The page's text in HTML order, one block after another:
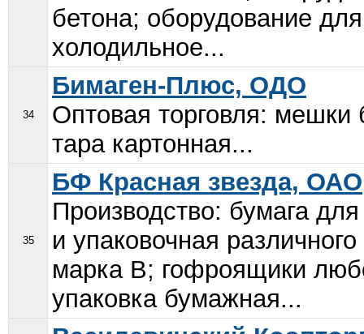
бетона; оборудование
холодильное...
34
Бимаген-Плюс, ОДО
Оптовая торговля:
тара картонная...
35
БФ Красная звезда, ОАО
Производство: бумага
и упаковочная
марка В; гофроящики
упаковка бумажная...